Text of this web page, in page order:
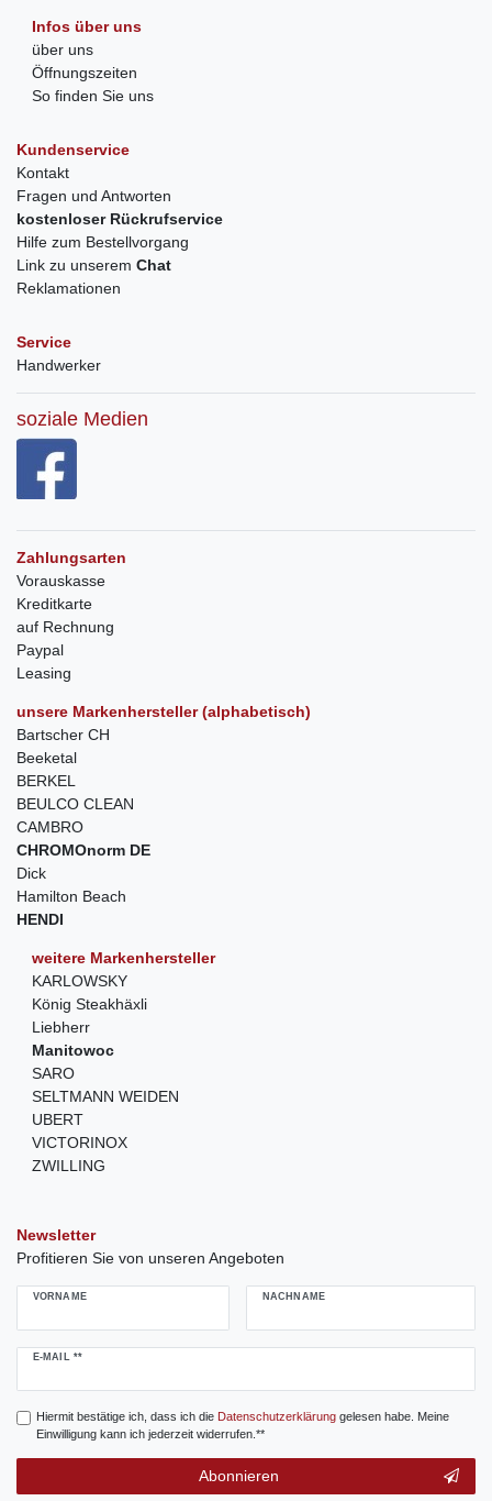
Infos über uns
über uns
Öffnungszeiten
So finden Sie uns
Kundenservice
Kontakt
Fragen und Antworten
kostenloser Rückrufservice
Hilfe zum Bestellvorgang
Link zu unserem Chat
Reklamationen
Service
Handwerker
soziale Medien
Zahlungsarten
Vorauskasse
Kreditkarte
auf Rechnung
Paypal
Leasing
unsere Markenhersteller (alphabetisch)
Bartscher CH
Beeketal
BERKEL
BEULCO CLEAN
CAMBRO
CHROMOnorm DE
Dick
Hamilton Beach
HENDI
weitere Markenhersteller
KARLOWSKY
König Steakhäxli
Liebherr
Manitowoc
SARO
SELTMANN WEIDEN
UBERT
VICTORINOX
ZWILLING
Newsletter
Profitieren Sie von unseren Angeboten
VORNAME NACHNAME
E-MAIL **
Newsletter
Hiermit bestätige ich, dass ich die Daten­schutz­erklärunggelesen habe. Meine
Einwilligung kann ich jederzeit widerrufen.**
Abonnieren